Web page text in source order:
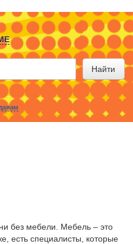
Найти
без мебели. Мебель – это
есть специалисты, которые